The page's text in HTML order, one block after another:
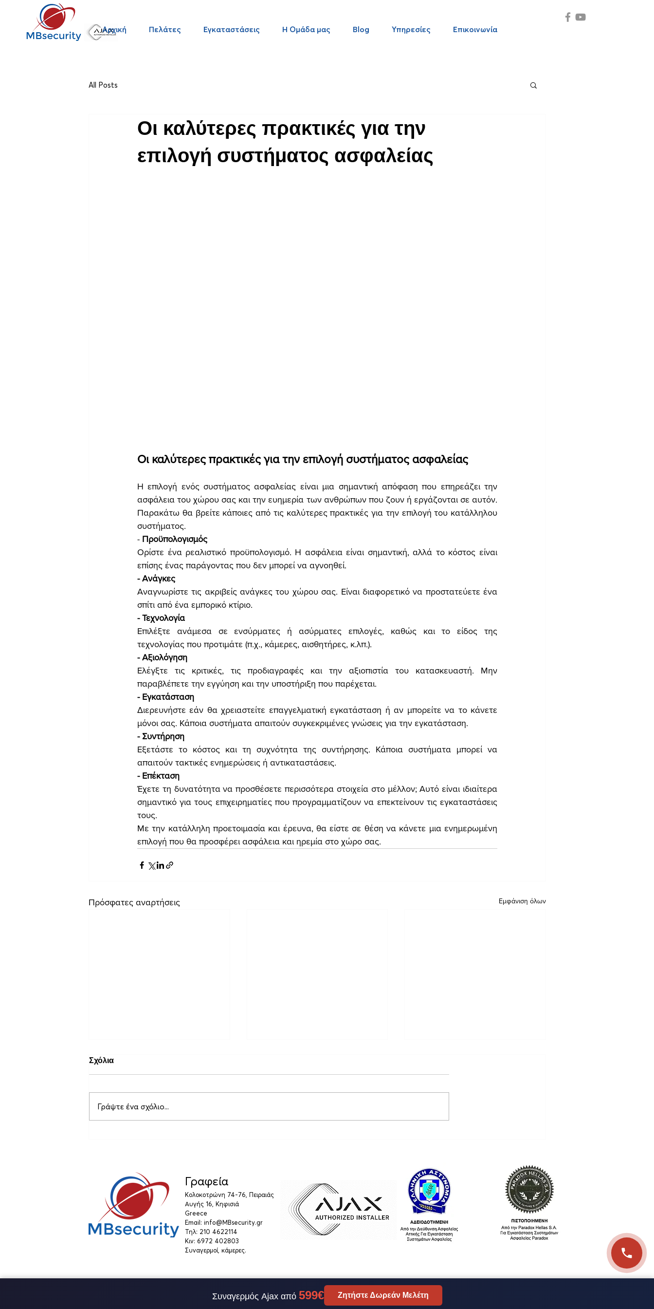
Αρχική Πελάτες Εγκαταστάσεις Η Ομάδα μας Blog Υπηρεσίες Επικοινωνία
All Posts
Οι καλύτερες πρακτικές για την
επιλογή συστήματος ασφαλείας
Οι καλύτερες πρακτικές για την επιλογή συστήματος ασφαλείας
Η επιλογή ενός συστήματος ασφαλείας είναι μια σημαντική απόφαση που επηρεάζει την
ασφάλεια του χώρου σας και την ευημερία των ανθρώπων που ζουν ή εργάζονται σε αυτόν.
Παρακάτω θα βρείτε κάποιες από τις καλύτερες πρακτικές για την επιλογή του κατάλληλου
συστήματος.
- Προϋπολογισμός
Ορίστε ένα ρεαλιστικό προϋπολογισμό. Η ασφάλεια είναι σημαντική, αλλά το κόστος είναι
επίσης ένας παράγοντας που δεν μπορεί να αγνοηθεί.
- Ανάγκες
Αναγνωρίστε τις ακριβείς ανάγκες του χώρου σας. Είναι διαφορετικό να προστατεύετε ένα
σπίτι από ένα εμπορικό κτίριο.
- Τεχνολογία
Επιλέξτε ανάμεσα σε ενσύρματες ή ασύρματες επιλογές, καθώς και το είδος της
τεχνολογίας που προτιμάτε (π.χ., κάμερες, αισθητήρες, κ.λπ.).
- Αξιολόγηση
Ελέγξτε τις κριτικές, τις προδιαγραφές και την αξιοπιστία του κατασκευαστή. Μην
παραβλέπετε την εγγύηση και την υποστήριξη που παρέχεται.
- Εγκατάσταση
Διερευνήστε εάν θα χρειαστείτε επαγγελματική εγκατάσταση ή αν μπορείτε να το κάνετε
μόνοι σας. Κάποια συστήματα απαιτούν συγκεκριμένες γνώσεις για την εγκατάσταση.
- Συντήρηση
Εξετάστε το κόστος και τη συχνότητα της συντήρησης. Κάποια συστήματα μπορεί να
απαιτούν τακτικές ενημερώσεις ή αντικαταστάσεις.
- Επέκταση
Έχετε τη δυνατότητα να προσθέσετε περισσότερα στοιχεία στο μέλλον; Αυτό είναι ιδιαίτερα
σημαντικό για τους επιχειρηματίες που προγραμματίζουν να επεκτείνουν τις εγκαταστάσεις
τους.
Με την κατάλληλη προετοιμασία και έρευνα, θα είστε σε θέση να κάνετε μια ενημερωμένη
επιλογή που θα προσφέρει ασφάλεια και ηρεμία στο χώρο σας.
Πρόσφατες αναρτήσεις Εμφάνιση όλων
Επιχειρηματίες
Σχόλια
Γράψτε ένα σχόλιο...
Γραφεία
Κολοκοτρώνη 74-76, Πειραιάς
Αυγής 16, Κηφισιά
Greece
Email: info@MBsecurity.gr
Τηλ: 210 4622114
Κιν: 6972 402803
Συναγερμοί, κάμερες.
©2021 by MBsecurity Greece. Συστήματα ασφαλείαςΣυναγερμός Ajax από 599€ Ζητήστε Δωρεάν Μελέτη